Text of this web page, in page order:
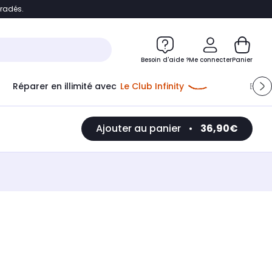
Accéder directement au chatbot
Besoin d'aide ?Me connecterPanier
Réparer en illimité avec Le Club Infinity
Ajouter au panier • 36,90€